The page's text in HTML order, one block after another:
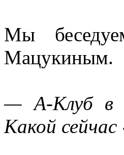
Мы
Мацукиным.
— A-Клуб в
Какой сейчас